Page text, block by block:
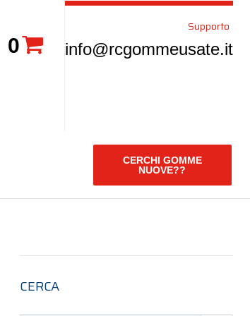
0
Supporto
info@rcgommeusate.it
CERCHI GOMME
NUOVE??
CERCA